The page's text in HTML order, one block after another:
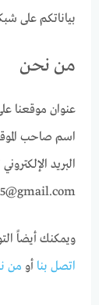
بياناتكم على
من نحن
عنوان موقعنا
اسم صاحب
البريد
ويمكنك أيضاً
اتصل بنا أو من